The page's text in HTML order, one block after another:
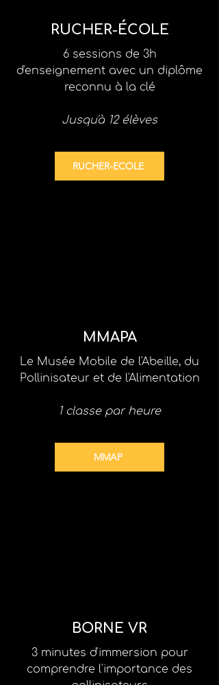
RUCHER-ÉCOLE
6 sessions de 3h
d'enseignement avec un diplôme
reconnu à la clé
Jusqu'à 12 élèves
RUCHER-ECOLE
MMAPA
Le Musée Mobile de l'Abeille, du
Pollinisateur et de l'Alimentation
1 classe par heure
MMAP
BORNE VR
3 minutes d'immersion pour
comprendre l'importance des